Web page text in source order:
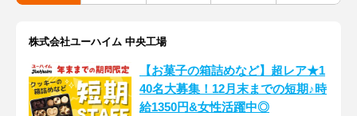
株式会社ユーハイム 中央工場
【お菓子の箱詰めなど】超レア★1
40名大募集！12月末までの短期♪時
給1350円&女性活躍中◎